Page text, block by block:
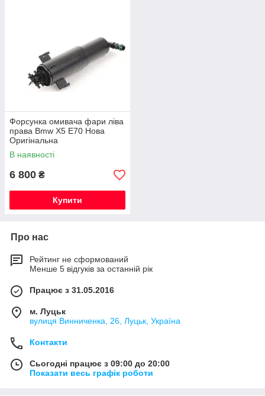
Форсунка омивача фари ліва
права Bmw X5 E70 Нова
Оригінальна
В наявності
6 800 ₴
Купити
Про нас
Рейтинг не сформований
Менше 5 відгуків за останній рік
Працює з 31.05.2016
м. Луцьк
вулиця Винниченка, 26, Луцьк, Україна
Контакти
Сьогодні працює з 09:00 до 20:00
Показати весь графік роботи